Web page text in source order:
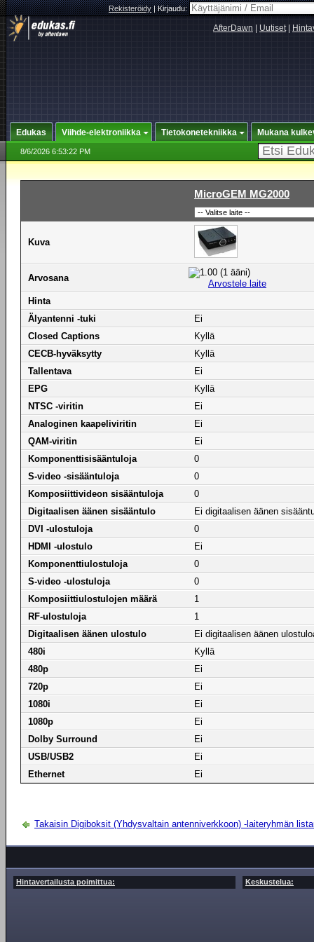
Rekisteröidy|Kirjaudu:
AfterDawn Uutiset|
Edukas Viihde-elektroniikka Tietokonetekniikka Mukana
8/6/2026 6:53:22 PM
MicroGEM MG2000
Kuva
Arvosana
Arvostele laite
Hinta
Älyantenni -tuki
Ei
Closed Captions
Kyllä
CECB-hyväksytty
Kyllä
Tallentava
Ei
EPG
Kyllä
NTSC -viritin
Ei
Analoginen kaapeliviritin
Ei
QAM-viritin
Ei
Komponenttisisääntuloja
0
S-video -sisääntuloja
0
Komposiittivideon sisääntuloja
0
Digitaalisen äänen sisääntulo
Ei digitaalisen äänen
DVI -ulostuloja
0
HDMI -ulostulo
Ei
Komponenttiulostuloja
0
S-video -ulostuloja
0
Komposiittiulostulojen määrä
1
RF-ulostuloja
1
Digitaalisen äänen ulostulo
Ei digitaalisen äänen
480i
Kyllä
480p
Ei
720p
Ei
1080i
Ei
1080p
Ei
Dolby Surround
Ei
USB/USB2
Ei
Ethernet
Ei
Takaisin Digiboksit (Yhdysvaltain antenniverkkoon) -laiteryhmän
Hintavertailusta poimittua: Keskustelua: